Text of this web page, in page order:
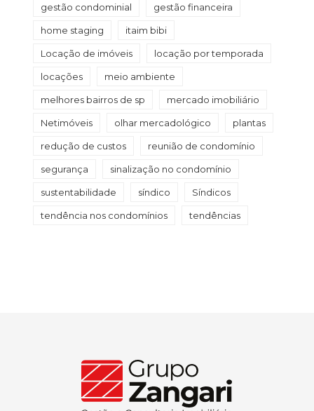
gestão condominial gestão financeira
home staging itaim bibi
Locação de imóveis locação por temporada
locações meio ambiente
melhores bairros de sp mercado imobiliário
Netimóveis olhar mercadológico plantas
redução de custos reunião de condomínio
segurança sinalização no condomínio
sustentabilidade síndico Síndicos
tendência nos condomínios tendências